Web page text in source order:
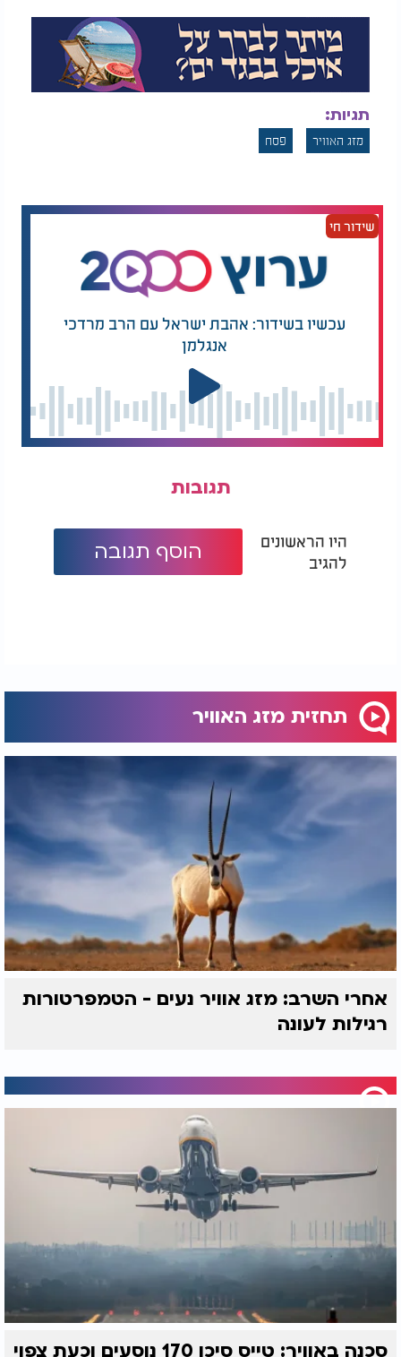
תגיות:
מזג האוויר פסח
שידור חי
עכשיו בשידור: אהבת ישראל עם הרב מרדכי
אנגלמן
תגובות
היו הראשונים
להגיב
הוסף תגובה
תחזית מזג האוויר
אחרי השרב: מזג אוויר נעים - הטמפרטורות
רגילות לעונה
סכנה באוויר: טייס סיכן 170 נוסעים וכעת צפוי